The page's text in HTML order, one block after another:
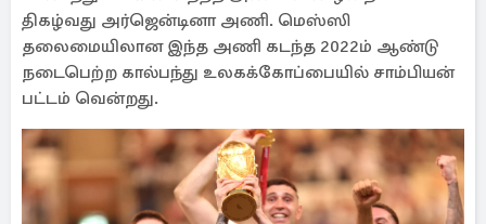
திகழ்வது அர்ஜென்டினா அணி. மெஸ்ஸி
தலைமையிலான இந்த அணி கடந்த 2022ம் ஆண்டு
நடைபெற்ற கால்பந்து உலகக்கோப்பையில் சாம்பியன்
பட்டம் வென்றது.